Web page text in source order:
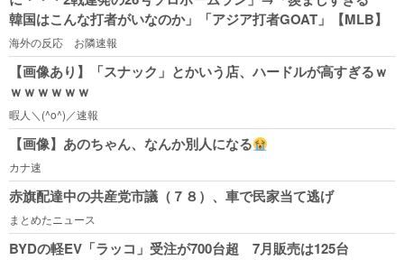
韓国はこんな打者がいなのか」「アジア打者GOAT」【MLB】
海外の反応 お隣速報
【画像あり】「スナック」とかいう店、ハードルが高すぎるｗ
ｗｗｗｗｗｗ
暇人＼(^o^)／速報
【画像】あのちゃん、なんか別人になる
カナ速
赤旗配達中の共産党市議（７８）、車で民家当て逃げ
まとめたニュース
BYDの軽EV「ラッコ」受注が700台超 7月販売は125台